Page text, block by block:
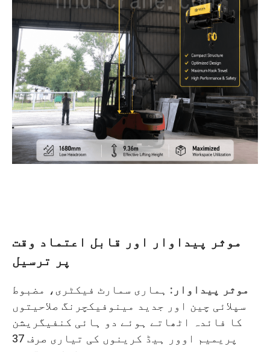
موثر پیداوار اور قابل اعتماد وقت
پر ترسیل
موثر پیداوار: ہماری سمارٹ فیکٹری، مضبوط
سپلائی چین اور جدید مینوفیکچرنگ صلاحیتوں
کا فائدہ اٹھاتے ہوئے دو ہائی کنفیگریشن
پریمیم اوور ہیڈ کرینوں کی تیاری صرف 37